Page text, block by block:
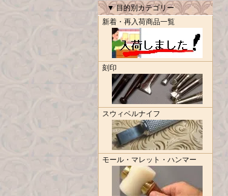
▼ 目的別カテゴリー
新着・再入荷商品一覧
刻印
スウィベルナイフ
モール・マレット・ハンマー